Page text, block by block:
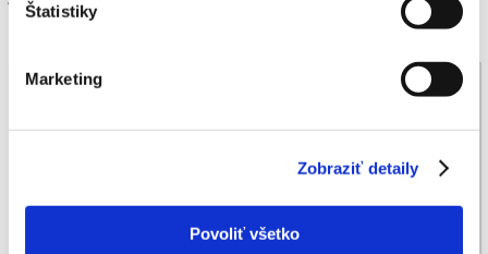
Štatistiky
Marketing
Zobraziť detaily
Povoliť všetko
svojich schránkach od 25. 8. 2025. Elektronickú verziu časopisu si